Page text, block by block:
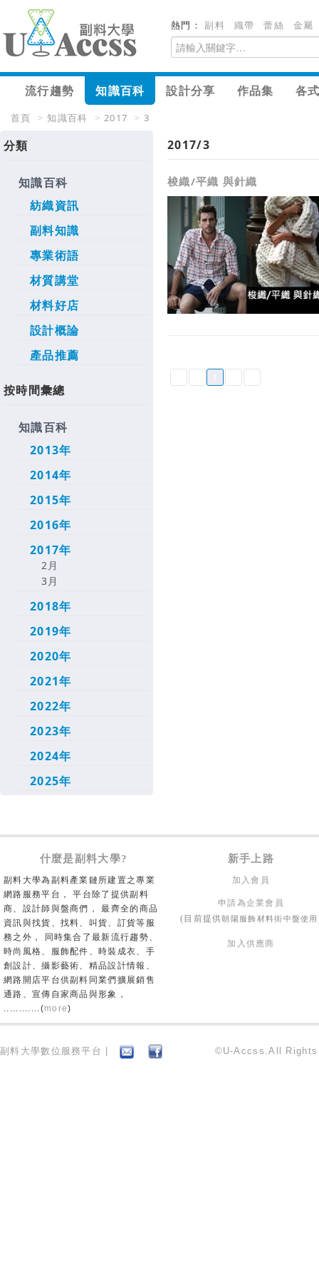
熱門：副料 織帶 蕾絲 金屬
流行趨勢 知識百科 設計分享 作品集 各
首頁 > 知識百科 > 2017 > 3
分類
知識百科
紡織資訊
副料知識
專業術語
材質講堂
材料好店
設計概論
產品推薦
按時間彙總
知識百科
2013年
2014年
2015年
2016年
2017年
2月
3月
2018年
2019年
2020年
2021年
2022年
2023年
2024年
2025年
2017/3
梭織/平織 與針織
什麼是副料大學? 新手上路
副料大學為副料產業鏈所建置之專業
網路服務平台， 平台除了提供副料
商、設計師與盤商們， 最齊全的商品
資訊與找貨、找料、叫貨、訂貨等服
務之外， 同時集合了最新流行趨勢、
時尚風格、服飾配件、時裝成衣、手
創設計、攝影藝術、精品設計情報、
網路開店平台供副料同業們擴展銷售
通路、宣傳自家商品與形象，
............(more)
加入會員
申請為企業會員
(目前提供朝陽服飾材料街中盤使用
加入供應商
副料大學數位服務平台 | ©U-Accss.All Rights